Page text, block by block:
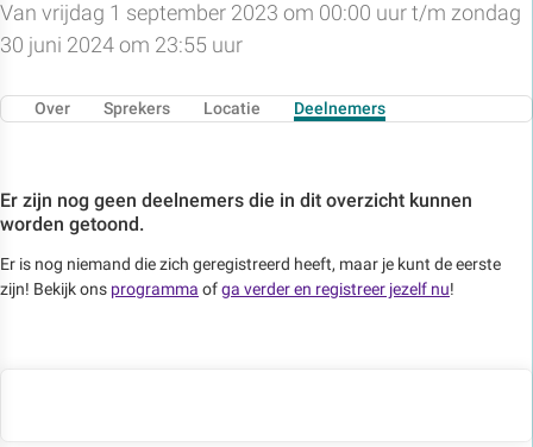
Van vrijdag 1 september 2023 om 00:00 uur t/m zondag
30 juni 2024 om 23:55 uur
Over Sprekers Locatie Deelnemers
Er zijn nog geen deelnemers die in dit overzicht kunnen
worden getoond.
Er is nog niemand die zich geregistreerd heeft, maar je kunt de eerste
zijn! Bekijk ons programma ofga verder en registreer jezelf nu!